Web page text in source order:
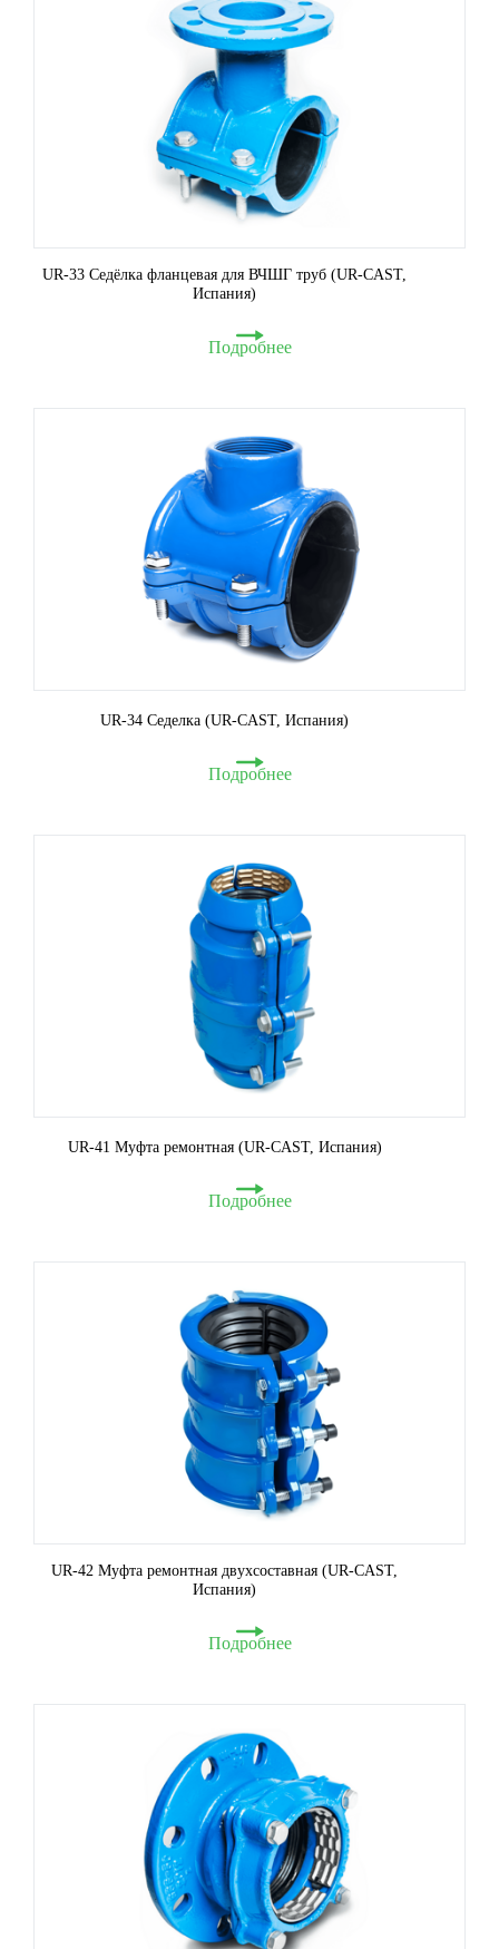
UR-33 Седёлка фланцевая для ВЧШГ труб (UR-CAST,
Испания)
Подробнее
UR-34 Седелка (UR-CAST, Испания)
Подробнее
UR-41 Муфта ремонтная (UR-CAST, Испания)
Подробнее
UR-42 Муфта ремонтная двухсоставная (UR-CAST,
Испания)
Подробнее